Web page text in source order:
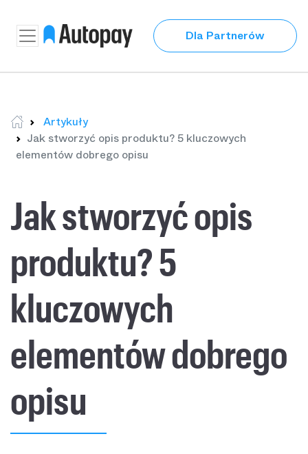
Dla Partnerów
Artykuły
Jak stworzyć opis produktu? 5 kluczowych
elementów dobrego opisu
Jak stworzyć opis
produktu? 5
kluczowych
elementów dobrego
opisu